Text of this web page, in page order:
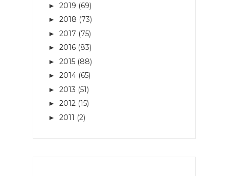
► 2019 (69)
► 2018 (73)
► 2017 (75)
► 2016 (83)
► 2015 (88)
► 2014 (65)
► 2013 (51)
► 2012 (15)
► 2011 (2)